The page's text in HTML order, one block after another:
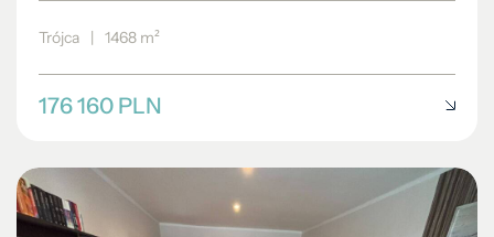
Trójca | 1468 m²
176 160 PLN